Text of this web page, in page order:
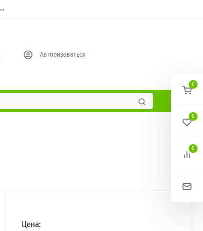
Авторизоваться
Цена:
0
0
0